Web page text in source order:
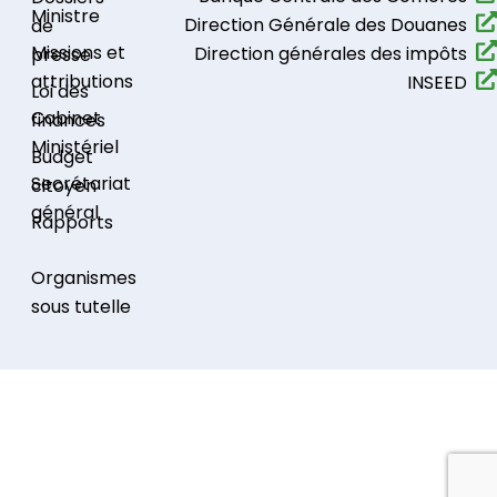
Ministre
Missions et
attributions
Cabinet
Ministériel
Secrétariat
général
Organismes
sous tutelle
de
presse
Loi des
finances
Budget
citoyen
Rapports
Direction Générale des Douanes
Direction générales des impôts
INSEED